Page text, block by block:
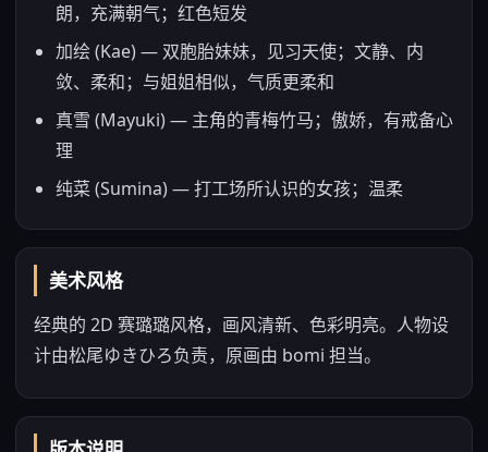
朗，充满朝气；红色短发
加绘 (Kae) — 双胞胎妹妹，见习天使；文静、内
敛、柔和；与姐姐相似，气质更柔和
真雪 (Mayuki) — 主角的青梅竹马；傲娇，有戒备心
理
纯菜 (Sumina) — 打工场所认识的女孩；温柔
美术风格
经典的 2D 赛璐璐风格，画风清新、色彩明亮。人物设
计由松尾ゆきひろ负责，原画由 bomi 担当。